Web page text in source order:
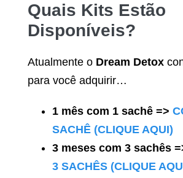
Quais Kits Estão
Disponíveis?
Atualmente o Dream Detox
para você adquirir…
1 mês com 1 sachê =>
SACHÊ (CLIQUE AQUI)
3 meses com 3 sachês
3 SACHÊS (CLIQUE